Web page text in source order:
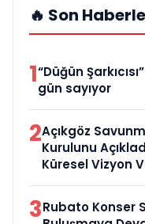
🔥 Son
1“Düğün
gün sayıyor
2Açıkgöz
Kurulunu
Küresel Vizyon
3Rubato Konser